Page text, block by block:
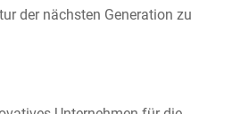
der nächsten Generation zu